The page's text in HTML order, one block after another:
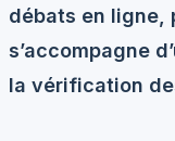
débats en ligne,
s’accompagne
la vérification